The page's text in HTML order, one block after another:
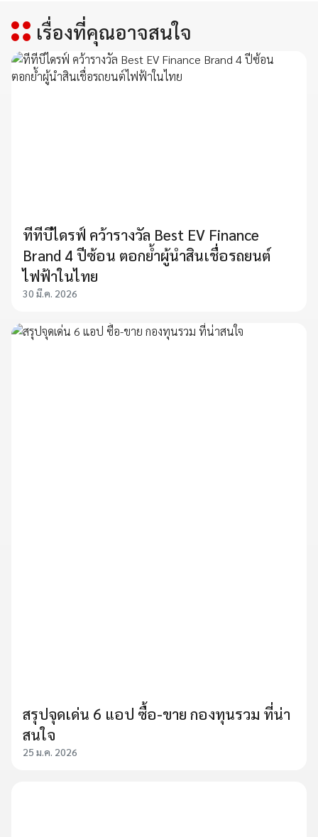
เรื่องที่คุณอาจสนใจ
ทีทีบีไดรฟ์ คว้ารางวัล Best EV Finance
Brand 4 ปีซ้อน ตอกย้ำผู้นำสินเชื่อรถยนต์
ไฟฟ้าในไทย
30 มี.ค. 2026
สรุปจุดเด่น 6 แอป ซื้อ-ขาย กองทุนรวม ที่น่า
สนใจ
25 ม.ค. 2026